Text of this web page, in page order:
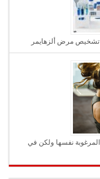
تشخيص مرض ألزهايمر
المرغوبة نفسها ولكن في